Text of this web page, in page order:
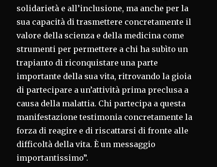
solidarietà e all’inclusione, ma anche per la
sua capacità di trasmettere concretamente il
valore della scienza e della medicina come
strumenti per permettere a chi ha subìto un
trapianto di riconquistare una parte
importante della sua vita, ritrovando la gioia
di partecipare a un’attività prima preclusa a
causa della malattia. Chi partecipa a questa
manifestazione testimonia concretamente la
forza di reagire e di riscattarsi di fronte alle
difficoltà della vita. È un messaggio
importantissimo”.